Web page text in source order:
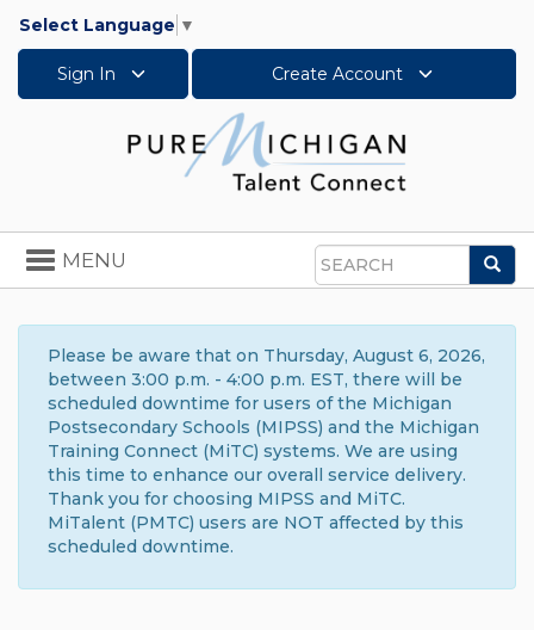
Select Language ▼
Sign In Create Account
Search
Toggle
navigation
MENU
Please be aware that on Thursday, August 6, 2026,
between 3:00 p.m. - 4:00 p.m. EST, there will be
scheduled downtime for users of the Michigan
Postsecondary Schools (MIPSS) and the Michigan
Training Connect (MiTC) systems. We are using
this time to enhance our overall service delivery.
Thank you for choosing MIPSS and MiTC.
MiTalent (PMTC) users are NOT affected by this
scheduled downtime.